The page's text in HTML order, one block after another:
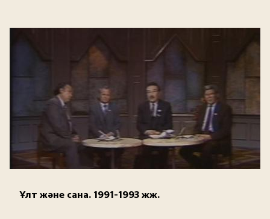
Ұлт және сана. 1991-1993 жж.